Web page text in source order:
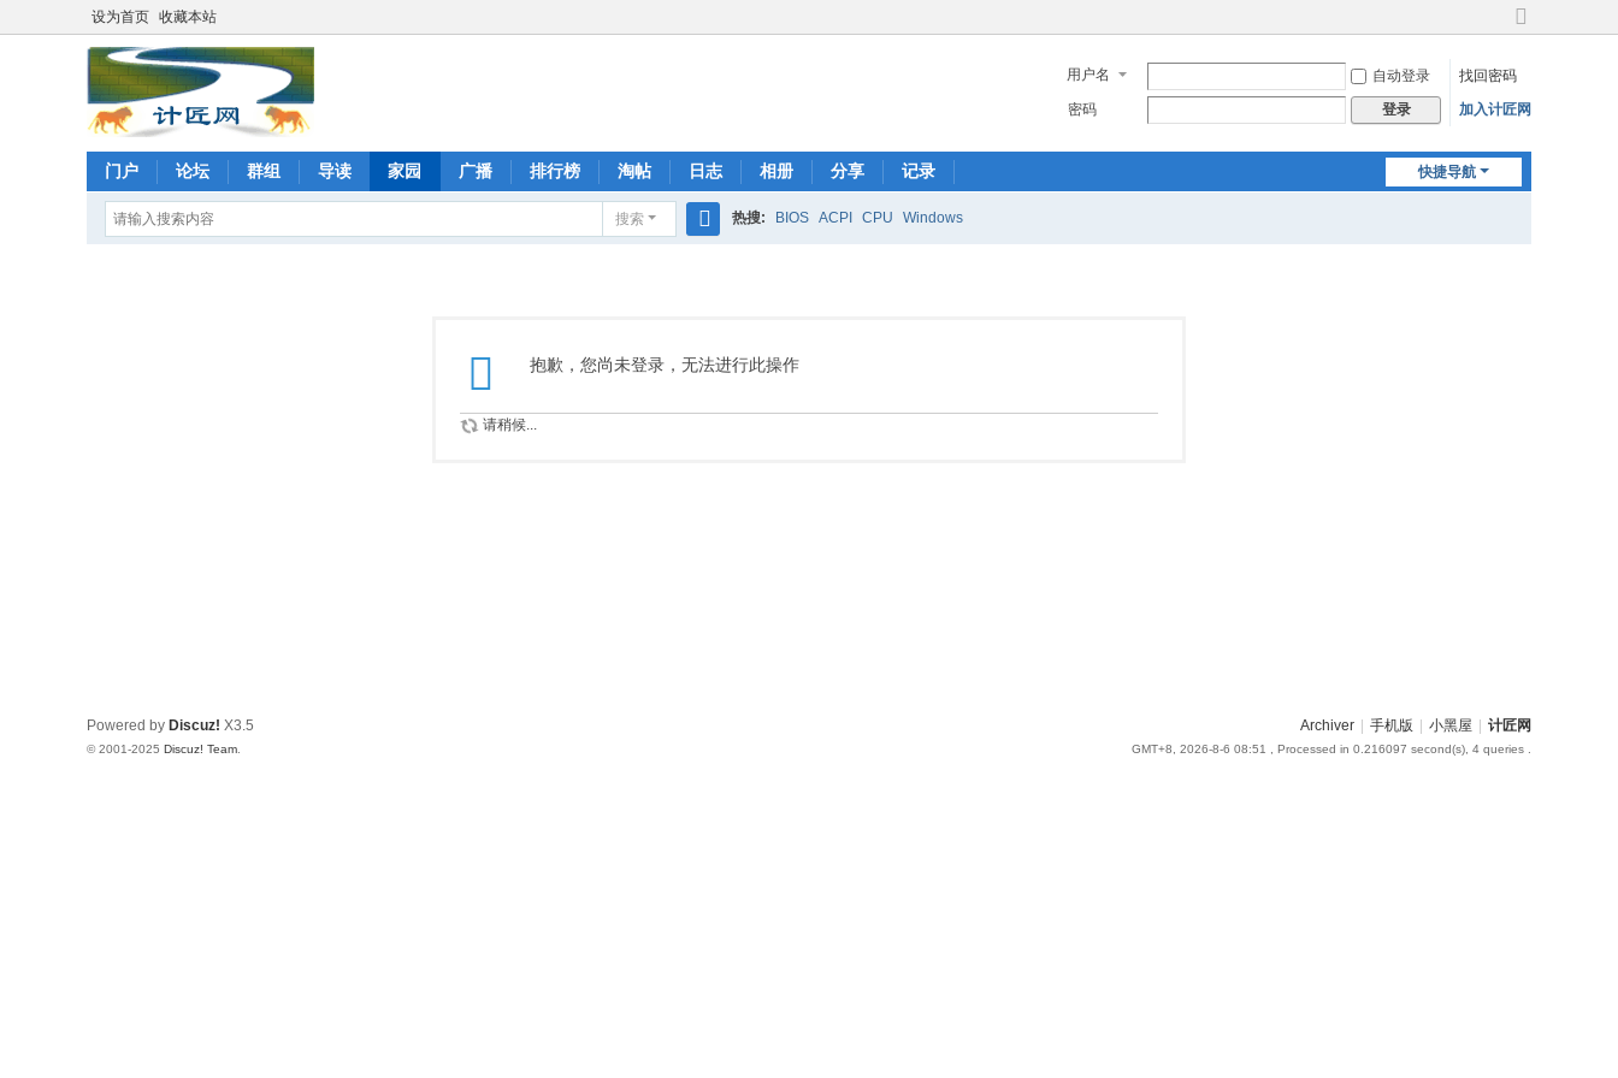
设为首页 收藏本站
切
到
宽
用户名 自动登录
找回密码
密码
登录 加入计匠网
快捷导航
门户 论坛 群组 导读 家园 广播 排行榜 淘帖 日志 相册 分享 记录
搜索 热搜: BIOS ACPI CPU Windows
抱歉，您尚未登录，无法进行此操作
请稍候...
Archiver 手机版 小黑屋 计匠网
GMT+8, 2026-8-6 08:51 , Processed in 0.216097 second(s), 4 queries .
Powered by Discuz! X3.5
© 2001-2025 Discuz! Team